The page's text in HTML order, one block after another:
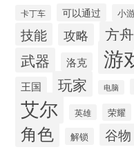
卡丁车 可以通过 小
技能 攻略 方舟
武器 洛克 游
王国 玩家 电脑
艾尔 英雄 荣耀
角色 解锁 谷物